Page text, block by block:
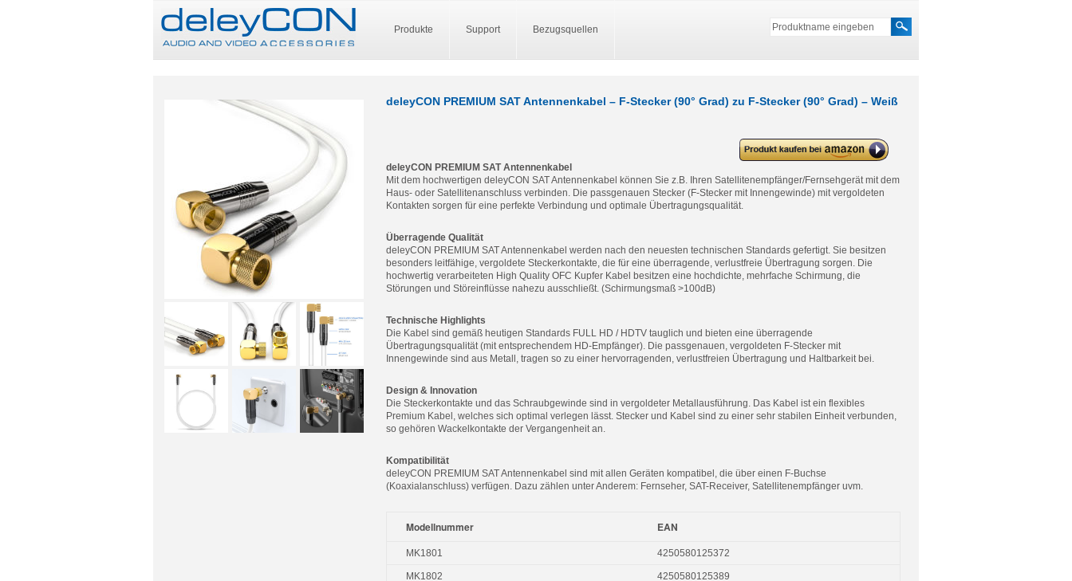
Produkte Support Bezugsquellen
deleyCON PREMIUM SAT Antennenkabel – F-Stecker (90° Grad) zu F-Stecker (90° Grad) – Weiß
deleyCON PREMIUM SAT
Antennenkabel – F-Stecker (90°
Weiß
deleyCON PREMIUM SAT Antennenkabel
Mit dem hochwertigen deleyCON SAT Antennenkabel können Sie z.B. Ihren Satellitenempfänger/Fernsehgerät mit dem
Haus- oder Satellitenanschluss verbinden. Die passgenauen Stecker (F-Stecker mit Innengewinde) mit vergoldeten
Kontakten sorgen für eine perfekte Verbindung und optimale Übertragungsqualität.
Überragende Qualität
deleyCON PREMIUM SAT Antennenkabel werden nach den neuesten technischen Standards gefertigt. Sie besitzen
besonders leitfähige, vergoldete Steckerkontakte, die für eine überragende, verlustfreie Übertragung sorgen. Die
hochwertig verarbeiteten High Quality OFC Kupfer Kabel besitzen eine hochdichte, mehrfache Schirmung, die
Störungen und Störeinflüsse nahezu ausschließt. (Schirmungsmaß >100dB)
Technische Highlights
Die Kabel sind gemäß heutigen Standards FULL HD / HDTV tauglich und bieten eine überragende
Übertragungsqualität (mit entsprechendem HD-Empfänger). Die passgenauen, vergoldeten F-Stecker mit
Innengewinde sind aus Metall, tragen so zu einer hervorragenden, verlustfreien Übertragung und Haltbarkeit bei.
Design & Innovation
Die Steckerkontakte und das Schraubgewinde sind in vergoldeter Metallausführung. Das Kabel ist ein flexibles
Premium Kabel, welches sich optimal verlegen lässt. Stecker und Kabel sind zu einer sehr stabilen Einheit verbunden,
so gehören Wackelkontakte der Vergangenheit an.
Kompatibilität
deleyCON PREMIUM SAT Antennenkabel sind mit allen Geräten kompatibel, die über einen F-Buchse
(Koaxialanschluss) verfügen. Dazu zählen unter Anderem: Fernseher, SAT-Receiver, Satellitenempfänger uvm.
Modellnummer EAN
MK1801 4250580125372
MK1802 4250580125389